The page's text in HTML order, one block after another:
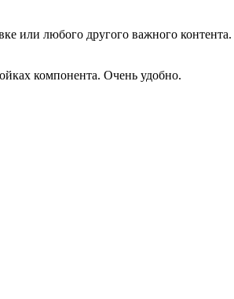
или любого другого важного
компонента. Очень удобно.